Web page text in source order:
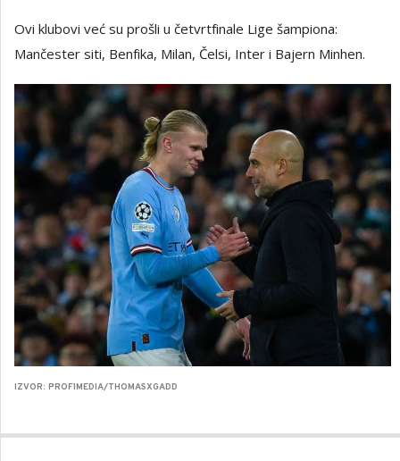
Ovi klubovi već su prošli u četvrtfinale Lige šampiona:
Mančester siti, Benfika, Milan, Čelsi, Inter i Bajern Minhen.
IZVOR: PROFIMEDIA/THOMASXGADD